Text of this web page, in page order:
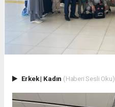
Erkek| Kadın (Haberi Sesli Oku)